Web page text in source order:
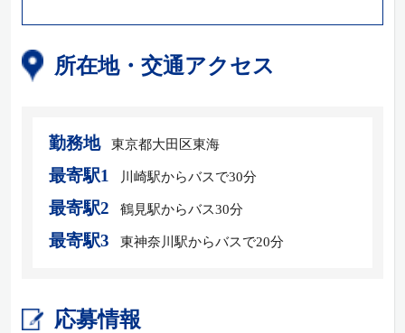
所在地・交通アクセス
勤務地 東京都大田区東海
最寄駅1 川崎駅からバスで30分
最寄駅2 鶴見駅からバス30分
最寄駅3 東神奈川駅からバスで20分
応募情報